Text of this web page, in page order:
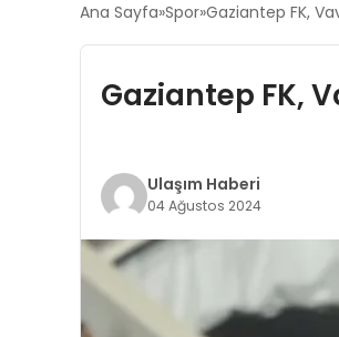
Ana Sayfa Spor Gaziantep FK,
Gaziantep FK,
Ulaşım Haberi
04 Ağustos 2024